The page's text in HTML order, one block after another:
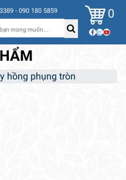
- 090 180 5859 0
hồng phụng tròn